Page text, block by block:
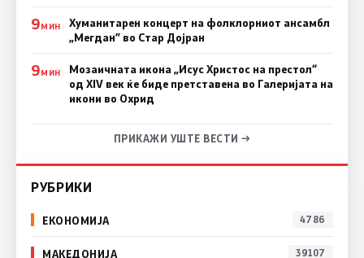
9МИН
Хуманитарен концерт на фолклорниот ансамбл
„Мегдан” во Стар Дојран
9МИН
Мозаичната икона „Исус Христос на престол“
од XIV век ќе биде претставена во Галеријата на
икони во Охрид
ПРИКАЖИ УШТЕ ВЕСТИ →
РУБРИКИ
ЕКОНОМИЈА 4786
МАКЕДОНИЈА 39107